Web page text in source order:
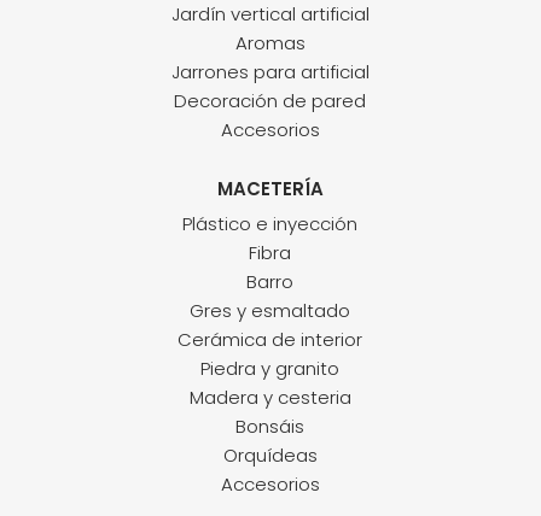
Jardín vertical artificial
Aromas
Jarrones para artificial
Decoración de pared
Accesorios
MACETERÍA
Plástico e inyección
Fibra
Barro
Gres y esmaltado
Cerámica de interior
Piedra y granito
Madera y cesteria
Bonsáis
Orquídeas
Accesorios